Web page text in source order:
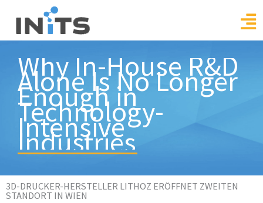
content
Why In-House R&D
Alone Is No Longer
Enough in
Technology-
Intensive
Industries
3D-DRUCKER-HERSTELLER LITHOZ ERÖFFNET ZWEITEN
STANDORT IN WIEN